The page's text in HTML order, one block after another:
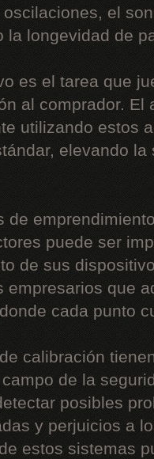
el
la longevidad de
es el tarea que
al comprador. El
utilizando estos
elevando
de
puede ser
de sus
empresarios que
cada punto
calibración
de la
posibles
y perjuicios a
estos sistemas